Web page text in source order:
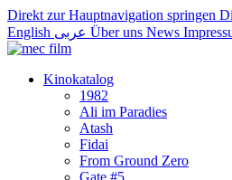
Direkt zur Hauptnavigation springen
English
Über uns News
Kinokatalog
1982
Ali im Paradies
Atash
Fidai
From Ground Zero
Gate #5